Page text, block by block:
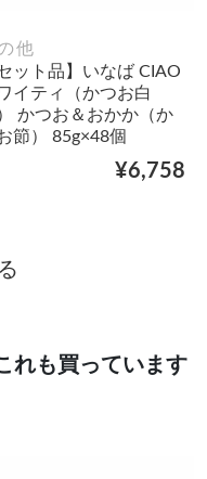
他
セット品】いなば CIAO
イティ（かつお白
かつお＆おかか（か
節） 85g×48個
¥6,758
れも買っています